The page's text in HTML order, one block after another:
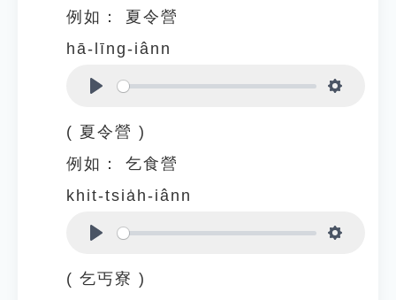
例如：
夏令營
hā-līng-iânn
( 夏令營 )
例如：
乞食營
khit-tsia̍h-iânn
( 乞丐寮 )